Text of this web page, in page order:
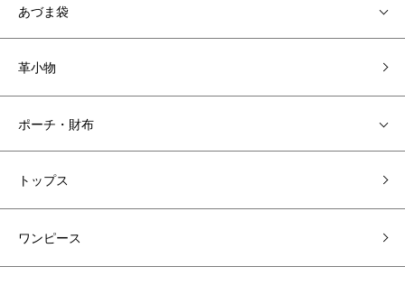
あづま袋
革小物
ポーチ・財布
トップス
ワンピース